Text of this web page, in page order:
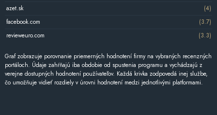
azet.sk
(4)
facebook.com
(3.7)
revieweuro.com
(3.3)
Graf zobrazuje porovnanie priemerných hodnotení firmy na vybraných recenzných
portáloch. Údaje zahŕňajú iba obdobie od spustenia programu a vychádzajú z
verejne dostupných hodnotení používateľov. Každá krivka zodpovedá inej službe,
čo umožňuje vidieť rozdiely v úrovni hodnotení medzi jednotlivými platformami.